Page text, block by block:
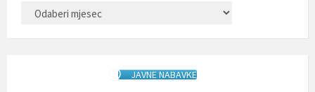
JAVNE NABAVKE